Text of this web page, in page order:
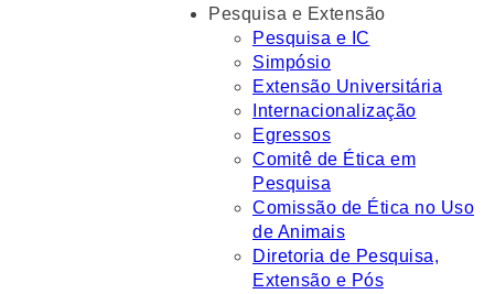
Pesquisa e Extensão
Pesquisa e IC
Simpósio
Extensão Universitária
Internacionalização
Egressos
Comitê de Ética em
Pesquisa
Comissão de Ética no Uso
de Animais
Diretoria de Pesquisa,
Extensão e Pós